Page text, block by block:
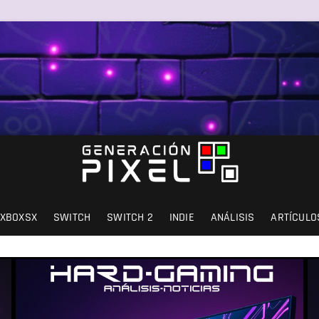
XBOXSX SWITCH SWITCH 2 INDIE ANÁLISIS